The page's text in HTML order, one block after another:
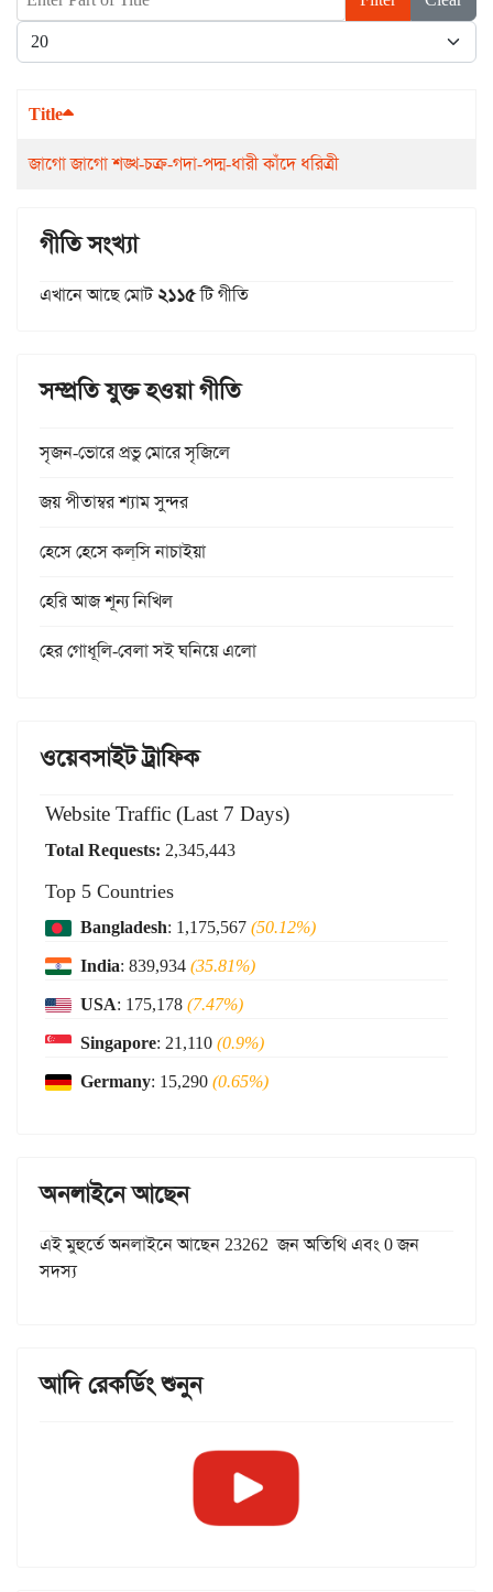
Display #
Title
জাগো জাগো শঙ্খ-চক্র-গদা-পদ্ম-ধারী কাঁদে ধরিত্রী
গীতি সংখ্যা
এখানে আছে মোট২১১৫টি গীতি
সম্প্রতি যুক্ত হওয়া গীতি
সৃজন-ভোরে প্রভু মোরে সৃজিলে
জয় পীতাম্বর শ্যাম সুন্দর
হেসে হেসে কল্‌সি নাচাইয়া
হেরি আজ শূন্য নিখিল
হের গোধূলি-বেলা সই ঘনিয়ে এলো
ওয়েবসাইট ট্রাফিক
Website Traffic (Last 7 Days)
Total Requests: 2,345,443
Top 5 Countries
Bangladesh: 1,175,567(50.12%)
India: 839,934(35.81%)
USA: 175,178(7.47%)
Singapore: 21,110(0.9%)
Germany: 15,290(0.65%)
অনলাইনে আছেন
এই মুহুর্তে অনলাইনে আছেন 23262 জন অতিথি এবং 0 জন
সদস্য
আদি রেকর্ডিং শুনুন